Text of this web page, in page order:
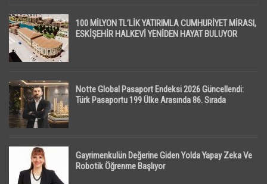
100 MİLYON TL’LİK YATIRIMLA CUMHURİYET MİRASI,
ESKİŞEHİR HALKEVİ YENİDEN HAYAT BULUYOR
Notte Global Pasaport Endeksi 2026 Güncellendi:
Türk Pasaportu 199 Ülke Arasında 86. Sırada
Gayrimenkulün Değerine Giden Yolda Yapay Zeka Ve
Robotik Öğrenme Başlıyor